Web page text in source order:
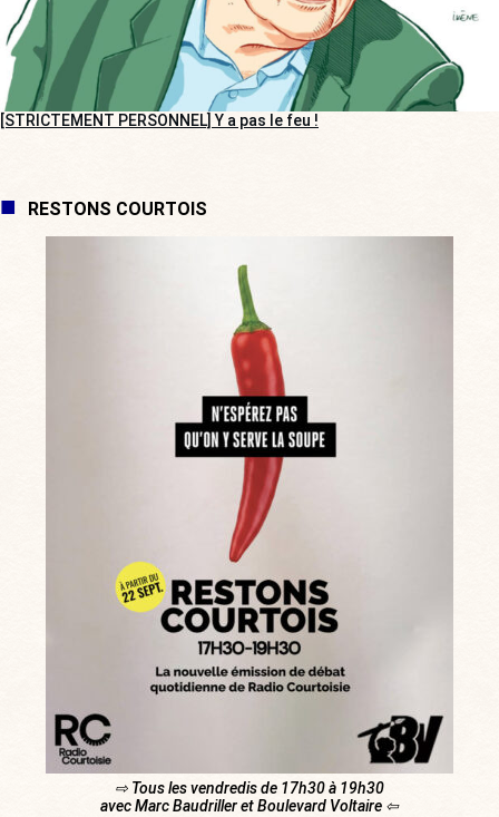
[STRICTEMENT PERSONNEL] Y a pas le feu !
RESTONS COURTOIS
⇨ Tous les vendredis de 17h30 à 19h30
avec Marc Baudriller et Boulevard Voltaire ⇦